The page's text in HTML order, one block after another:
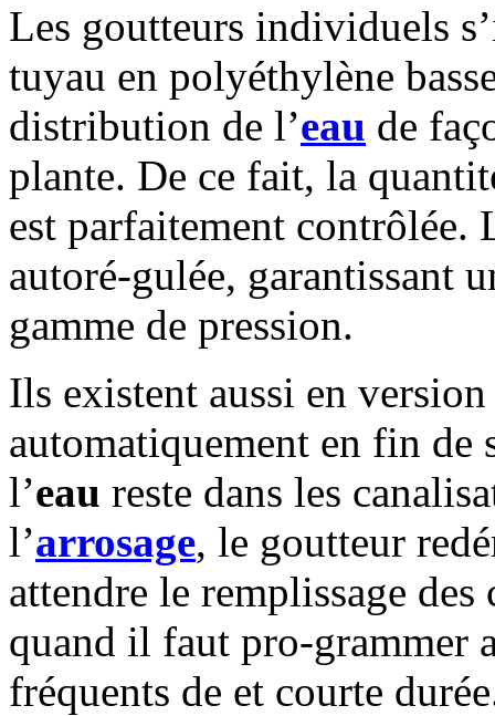
Les goutteurs individuels
tuyau en polyéthylène
distribution de l’eau de
plante. De ce fait, la
est parfaitement contrôlée.
autoré-gulée, garantissant
gamme de pression.
Ils existent aussi en
automatiquement en fin de
l’eau reste dans les
l’arrosage, le goutteur
attendre le remplissage
quand il faut pro-grammer
fréquents de et courte